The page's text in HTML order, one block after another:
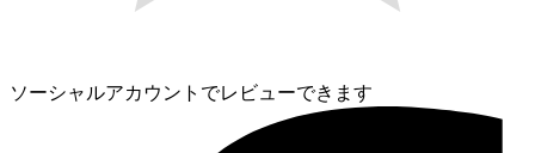
ソーシャルアカウントでレビューできます